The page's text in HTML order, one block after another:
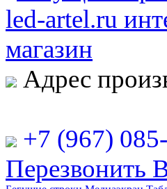
Адрес
+7 (967)
Перезвонить